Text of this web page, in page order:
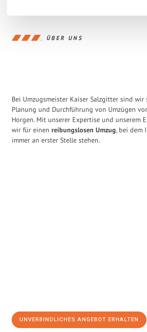
ÜBER UNS
Bei Umzugsmeister Kaiser Salzgitter sind
Planung und Durchführung von Umzügen
Horgen. Mit unserer Expertise und unserem
wir für einen reibungslosen Umzug, bei dem
immer an erster Stelle stehen.
UNVERBINDLICHES ANGEBOT ERHALTEN